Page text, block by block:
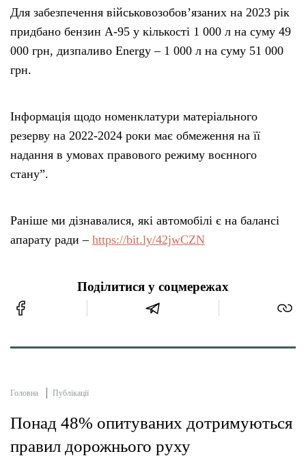
Для забезпечення військовозобов’язаних на 2023 рік
придбано бензин А-95 у кількості 1 000 л на суму 49
000 грн, дизпаливо Energy – 1 000 л на суму 51 000
грн.
Інформація щодо номенклатури матеріального
резерву на 2022-2024 роки має обмеження на її
надання в умовах правового режиму воєнного
стану”.
Раніше ми дізнавалися, які автомобілі є на балансі
апарату ради – https://bit.ly/42jwCZN
Поділитися у соцмережах
Головна Публікації
Понад 48% опитуваних дотримуються
правил дорожнього руху